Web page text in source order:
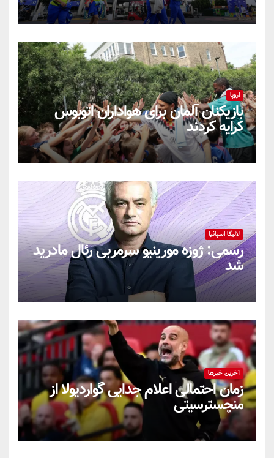
اروپا
بازیکنان آلمان برای هواداران اتوبوس
کرایه کردند
لالیگا اسپانیا
رسمی: ژوزه مورینیو سرمربی رئال مادرید
شد
آخرین خبرها
زمان احتمالی اعلام جدایی گواردیولا از
منچسترسیتی